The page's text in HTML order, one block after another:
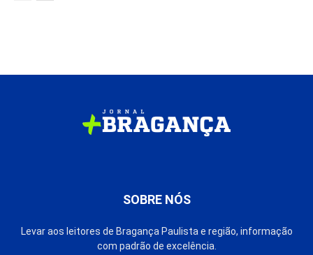
SOBRE NÓS
Levar aos leitores de Bragança Paulista e região, informação
com padrão de excelência.